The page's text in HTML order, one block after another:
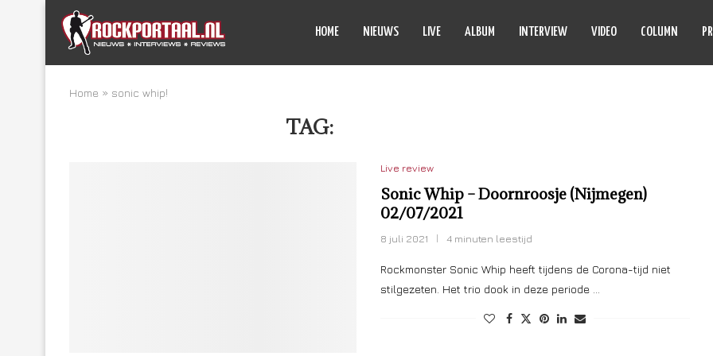
HOME NIEUWS LIVE ALBUM INTERVIEW VIDEO COLUMN
Home » sonic whip!
TAG:
Live review
Sonic Whip – Doornroosje (Nijmegen)
02/07/2021
8 juli 2021 4 minuten leestijd
Rockmonster Sonic Whip heeft tijdens de Corona-tijd niet
stilgezeten. Het trio dook in deze periode …